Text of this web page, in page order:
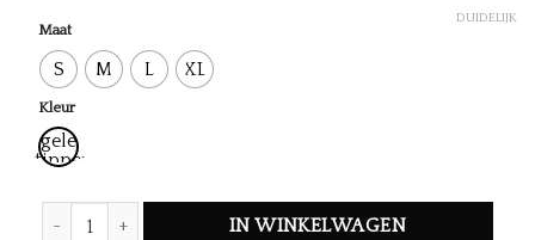
Maat
S M L XL
Kleur
gele
stippen
DUIDELIJK
Kids Waterproof Rain Poncho hoeveelheid
IN WINKELWAGEN